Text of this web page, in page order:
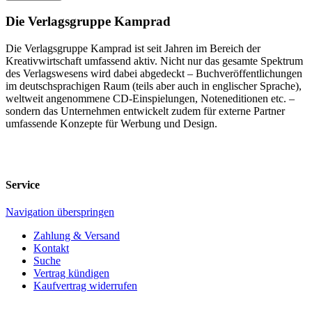
Die Verlagsgruppe Kamprad
Die Verlagsgruppe Kamprad ist seit Jahren im Bereich der
Kreativwirtschaft umfassend aktiv. Nicht nur das gesamte Spektrum
des Verlagswesens wird dabei abgedeckt – Buchveröffentlichungen
im deutschsprachigen Raum (teils aber auch in englischer Sprache),
weltweit angenommene CD-Einspielungen, Noteneditionen etc. –
sondern das Unternehmen entwickelt zudem für externe Partner
umfassende Konzepte für Werbung und Design.
Service
Navigation überspringen
Zahlung & Versand
Kontakt
Suche
Vertrag kündigen
Kaufvertrag widerrufen